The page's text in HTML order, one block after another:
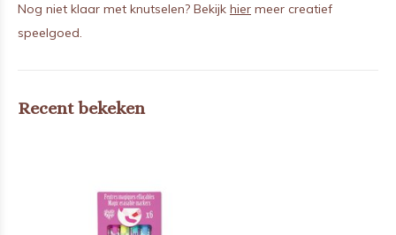
Nog niet klaar met knutselen? Bekijk hier meer creatief
speelgoed.
Recent bekeken